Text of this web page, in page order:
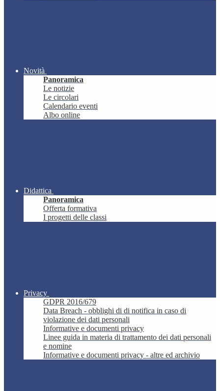
Novità
Panoramica
Le notizie
Le circolari
Calendario eventi
Albo online
Didattica
Panoramica
Offerta formativa
I progetti delle classi
Privacy
GDPR 2016/679
Data Breach - obblighi di di notifica in caso di
violazione dei dati personali
Informative e documenti privacy
Linee guida in materia di trattamento dei dati personali
e nomine
Informative e documenti privacy - altre ed archivio